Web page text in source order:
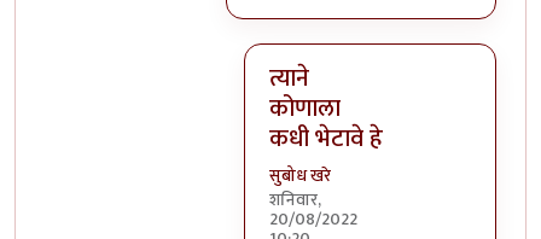
त्याने
कोणाला
कधी भेटावे हे
सुबोध खरे
शनिवार,
20/08/2022